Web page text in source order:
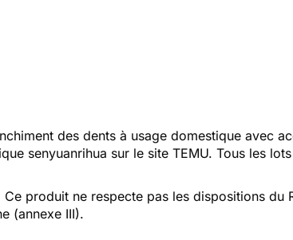
des dents à usage domestique avec
senyuanrihua sur le site TEMU. Tous les
produit ne respecte pas les dispositions du
(annexe III).